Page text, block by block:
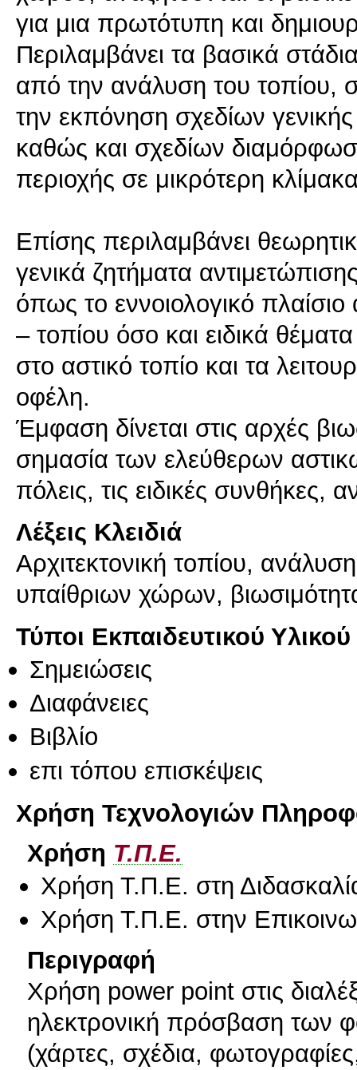
για μια πρωτότυπη και
Περιλαμβάνει τα βασικά
από την ανάλυση του τοπίου,
την εκπόνηση σχεδίων
καθώς και σχεδίων
περιοχής σε μικρότερη
Επίσης περιλαμβάνει
γενικά ζητήματα
όπως το εννοιολογικό
– τοπίου όσο και ειδικά
στο αστικό τοπίο και τα
οφέλη.
Έμφαση δίνεται στις αρχές
σημασία των ελεύθερων
Λέξεις Κλειδιά
Αρχιτεκτονική τοπίου,
υπαίθριων χώρων,
Τύποι Εκπαιδευτικού Υλικού
Σημειώσεις
Διαφάνειες
Βιβλίο
επι τόπου επισκέψεις
Χρήση Τεχνολογιών
Χρήση Τ.Π.Ε.
Χρήση Τ.Π.Ε. στη
Χρήση Τ.Π.Ε. στην
Περιγραφή
Χρήση power point στις
ηλεκτρονική πρόσβαση των
(χάρτες, σχέδια,